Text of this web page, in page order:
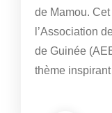
de Mamou.
l’Association
de Guinée
thème